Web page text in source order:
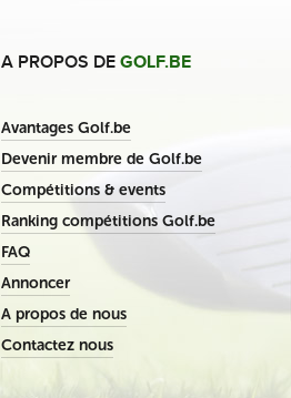
A PROPOS DE GOLF.BE
Avantages Golf.be
Devenir membre de Golf.be
Compétitions & events
Ranking compétitions Golf.be
FAQ
Annoncer
A propos de nous
Contactez nous